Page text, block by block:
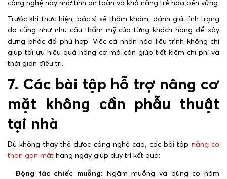
công nghệ này nhờ tính an toàn và khả năng trẻ hóa bền vững.
Trước khi thực hiện, bác sĩ sẽ thăm khám, đánh giá tình trạng
da cũng như nhu cầu thẩm mỹ của từng khách hàng để xây
dựng phác đồ phù hợp. Việc cá nhân hóa liệu trình không chỉ
giúp tối ưu hiệu quả nâng cơ mà còn giúp tiết kiệm chi phí và
thời gian điều trị.
7. Các bài tập hỗ trợ nâng cơ
mặt không cần phẫu thuật
tại nhà
Dù không thay thế được công nghệ cao, các bài tập nâng cơ
thon gọn mặt hàng ngày giúp duy trì kết quả:
Động tác chiếc muỗng: Ngậm muỗng và dùng cơ hàm